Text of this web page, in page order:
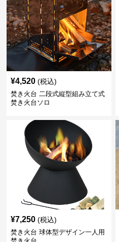
¥4,520 (税込)
焚き火台 二段式縦型組み立て式
焚き火台ソロ
¥7,250 (税込)
焚き火台 球体型デザイン一人用